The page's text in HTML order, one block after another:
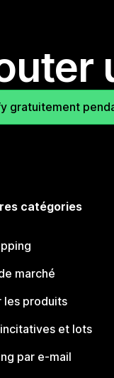
gratuitement
catégories
marché
les produits
et lots
par e-mail